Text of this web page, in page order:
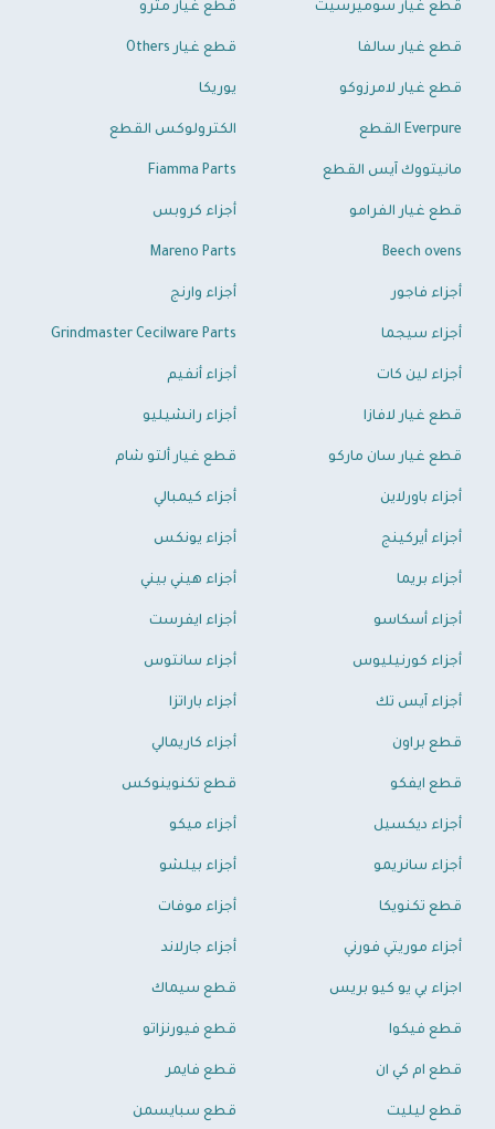
قطع غيار سوميرسيت قطع غيار مترو
قطع غيار سالفا قطع غيار Others
قطع غيار لامرزوكو يوريكا
Everpure القطع الكترولوكس القطع
مانيتووك آيس القطع Fiamma Parts
قطع غيار الفرامو أجزاء كروبس
Beech ovens
Mareno Parts
أجزاء فاجور أجزاء وارنج
أجزاء سيجما Grindmaster Cecilware Parts
أجزاء لين كات أجزاء أنفيم
قطع غيار لافازا أجزاء رانشيليو
قطع غيار سان ماركو قطع غيار ألتو شام
أجزاء باورلاين أجزاء كيمبالي
أجزاء أيركينج أجزاء يونكس
أجزاء بريما أجزاء هيني بيني
أجزاء أسكاسو أجزاء ايفرست
أجزاء كورنيليوس أجزاء سانتوس
أجزاء آيس تك أجزاء باراتزا
قطع براون أجزاء كاريمالي
قطع ايفكو قطع تكنوينوكس
أجزاء ديكسيل أجزاء ميكو
أجزاء سانريمو أجزاء بيلشو
قطع تكنويكا أجزاء موفات
أجزاء موريتي فورني أجزاء جارلاند
اجزاء بي يو كيو بريس قطع سيماك
قطع فيكوا قطع فيورنزاتو
قطع ام كي ان قطع فايمر
قطع ليليت قطع سبايسمن